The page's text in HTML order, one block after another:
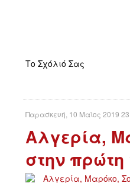
Το Σχόλιό Σας
Παρασκευή, 10 Μαϊος 2019
Αλγερία,
στην